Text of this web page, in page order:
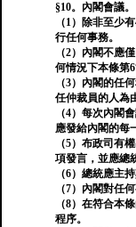
§10。內閣會議。
（1）除非至少
行任何事務。
（2）內閣不應
何情況下本條第
（3）內閣的任
任仲裁員的人為
（4）每次內閣
應發給內閣的每
（5）布政司有
項發言，並應總
（6）總統應主
（7）內閣對任
（8）在符合本
程序。